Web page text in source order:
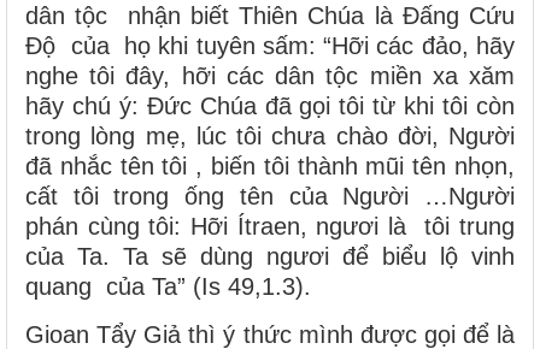
dân tộc nhận biết Thiên Chúa là Đấng Cứu
Độ của họ khi tuyên sấm: “Hỡi các đảo, hãy
nghe tôi đây, hỡi các dân tộc miền xa xăm
hãy chú ý: Đức Chúa đã gọi tôi từ khi tôi còn
trong lòng mẹ, lúc tôi chưa chào đời, Người
đã nhắc tên tôi , biến tôi thành mũi tên nhọn,
cất tôi trong ống tên của Người …Người
phán cùng tôi: Hỡi Ítraen, ngươi là tôi trung
của Ta. Ta sẽ dùng ngươi để biểu lộ vinh
quang của Ta” (Is 49,1.3).
Gioan Tẩy Giả thì ý thức mình được gọi để là